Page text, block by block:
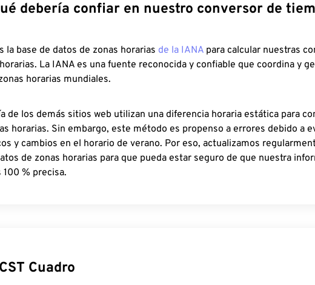
debería confiar en nuestro conversor de
la base de datos de zonas horarias de la IANA para calcular nuestras
La IANA es una fuente reconocida y confiable que coordina y
horarias mundiales.
de los demás sitios web utilizan una diferencia horaria estática para
horarias. Sin embargo, este método es propenso a errores debido a
y cambios en el horario de verano. Por eso, actualizamos
de zonas horarias para que pueda estar seguro de que nuestra
100 % precisa.
Cuadro